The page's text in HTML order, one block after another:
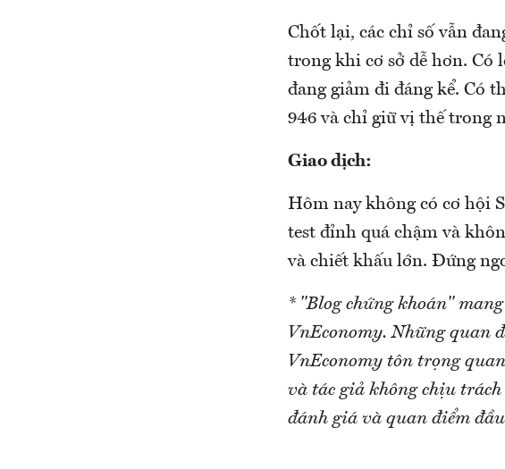
Chốt lại, các chỉ số vẫn
trong khi cơ sở dễ hơn. Có
đang giảm đi đáng kể. Có
946 và chỉ giữ vị thế trong
Giao dịch:
Hôm nay không có cơ hội
test đỉnh quá chậm và
và chiết khấu lớn. Đứng
* "Blog chứng khoán"
VnEconomy. Những quan
VnEconomy tôn trọng
và tác giả không chịu
đánh giá và quan điểm